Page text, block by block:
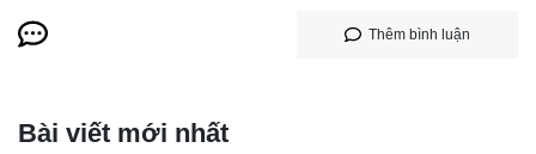
Thêm bình luận
Bài viết mới nhất